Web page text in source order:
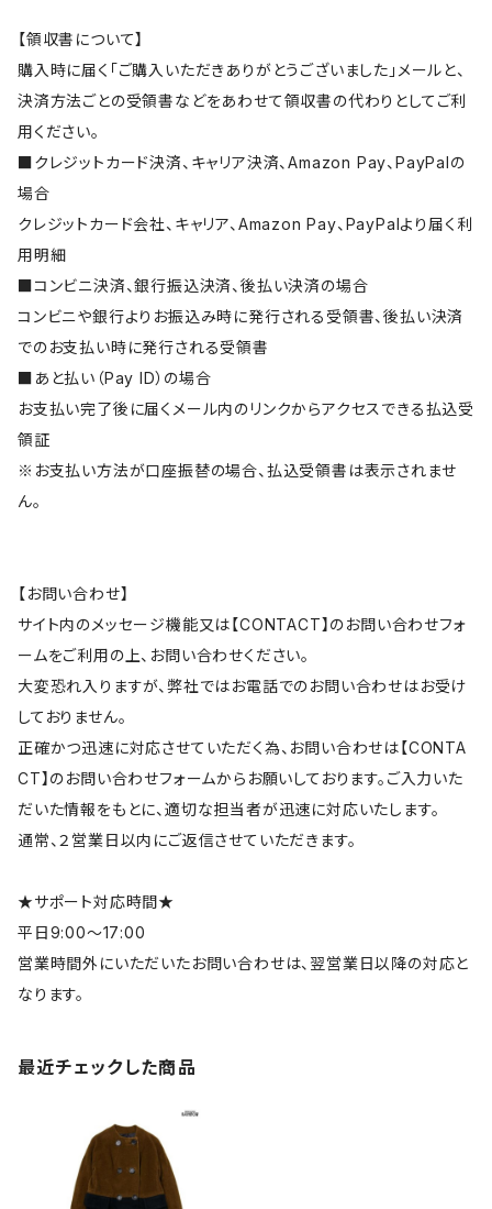
【領収書について】
購入時に届く「ご購入いただきありがとうございました」メールと、
決済方法ごとの受領書などをあわせて領収書の代わりとしてご利
用ください。
■クレジットカード決済、キャリア決済、Amazon Pay、PayPalの
場合
クレジットカード会社、キャリア、Amazon Pay、PayPalより届く利
用明細
■コンビニ決済、銀行振込決済、後払い決済の場合
コンビニや銀行よりお振込み時に発行される受領書、後払い決済
でのお支払い時に発行される受領書
■あと払い（Pay ID）の場合
お支払い完了後に届くメール内のリンクからアクセスできる払込受
領証
※お支払い方法が口座振替の場合、払込受領書は表示されませ
ん。
【お問い合わせ】
サイト内のメッセージ機能又は【CONTACT】のお問い合わせフォ
ームをご利用の上、お問い合わせください。
大変恐れ入りますが、弊社ではお電話でのお問い合わせはお受け
しておりません。
正確かつ迅速に対応させていただく為、お問い合わせは【CONTA
CT】のお問い合わせフォームからお願いしております。ご入力いた
だいた情報をもとに、適切な担当者が迅速に対応いたします。
通常、２営業日以内にご返信させていただきます。
★サポート対応時間★
平日9:00～17:00
営業時間外にいただいたお問い合わせは、翌営業日以降の対応と
なります。
最近チェックした商品